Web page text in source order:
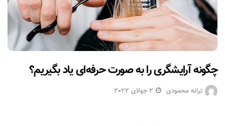
چگونه آرایشگری را به صورت حرفه‌ای یاد بگیریم؟
ترانه محمودی 2 جولای 2022